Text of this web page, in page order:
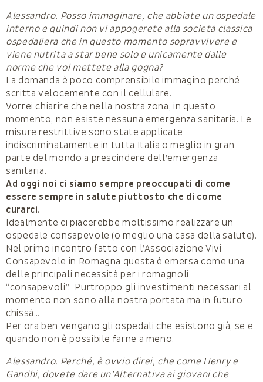
Alessandro. Posso immaginare, che abbiate un ospedale
interno e quindi non vi appogerete alla società classica
ospedaliera che in questo momento sopravvivere e
viene nutrita a star bene solo e unicamente dalle
norme che voi mettete alla gogna?
La domanda è poco comprensibile immagino perché
scritta velocemente con il cellulare.
Vorrei chiarire che nella nostra zona, in questo
momento, non esiste nessuna emergenza sanitaria. Le
misure restrittive sono state applicate
indiscriminatamente in tutta Italia o meglio in gran
parte del mondo a prescindere dell’emergenza
sanitaria.
Ad oggi noi ci siamo sempre preoccupati di come
essere sempre in salute piuttosto che di come
curarci.
Idealmente ci piacerebbe moltissimo realizzare un
ospedale consapevole (o meglio una casa della salute).
Nel primo incontro fatto con l’Associazione Vivi
Consapevole in Romagna questa è emersa come una
delle principali necessità per i romagnoli
“consapevoli”. Purtroppo gli investimenti necessari al
momento non sono alla nostra portata ma in futuro
chissà…
Per ora ben vengano gli ospedali che esistono già, se e
quando non è possibile farne a meno.
Alessandro. Perché, è ovvio direi, che come Henry e
Gandhi, dovete dare un’Alternativa ai giovani che